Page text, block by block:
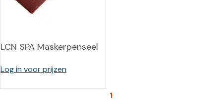
LCN SPA Maskerpenseel
Log in voor prijzen
1